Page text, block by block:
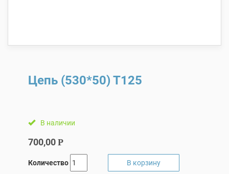
Цепь (530*50) Т125
В наличии
700,00 Р
Количество
В корзину